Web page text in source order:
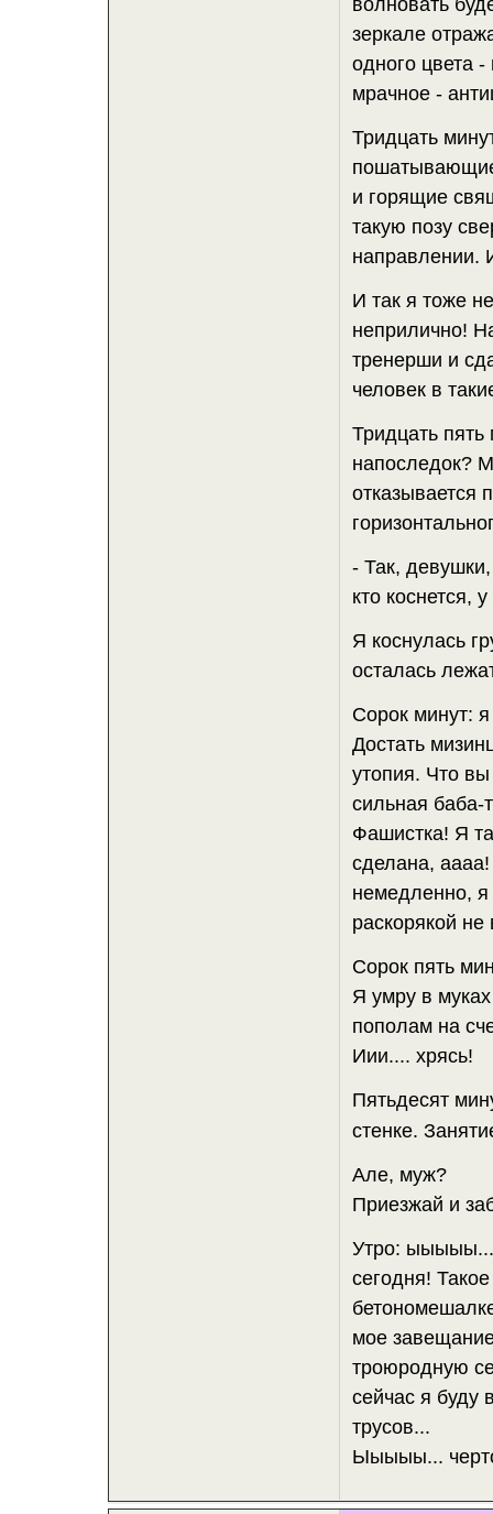
волновать
зеркале
одного цвета
мрачное -
Тридцать
и горящие
такую позу
направлении.
И так я тоже
неприлично!
тренерши и
человек в
Тридцать
напоследок?
отказывается
- Так,
кто коснется,
Я коснулась
осталась
Сорок минут: я
Достать
утопия. Что
сильная баба-
Фашистка! Я
сделана,
немедленно,
раскорякой не
Сорок пять
Я умру в
пополам на
Иии.... хрясь!
Пятьдесят
стенке.
Але, муж?
Приезжай и
Утро:
сегодня!
мое
троюродную
сейчас я буду
трусов...
Ыыыыы...